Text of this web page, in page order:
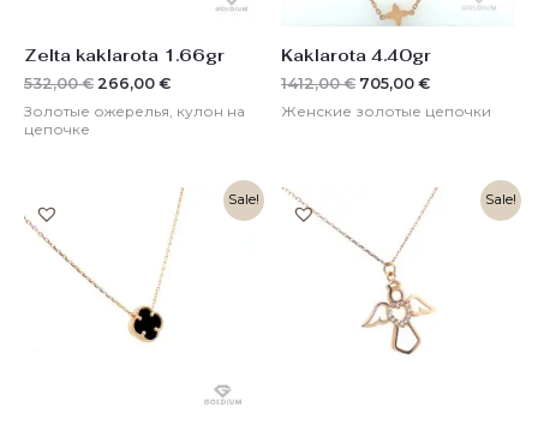
Zelta kaklarota 1.66gr
532,00€ 266,00 €
Золотые ожерелья, кулон на
цепочке
Kaklarota 4.40gr
1412,00€ 705,00 €
Женские золотые цепочки
Sale!
Первоначальная
составляла
675,00 €.
Текущая
цена:
338,00 €.
Sale!
Первоначальная
составляла
630,00 €.
Текущая
цена: